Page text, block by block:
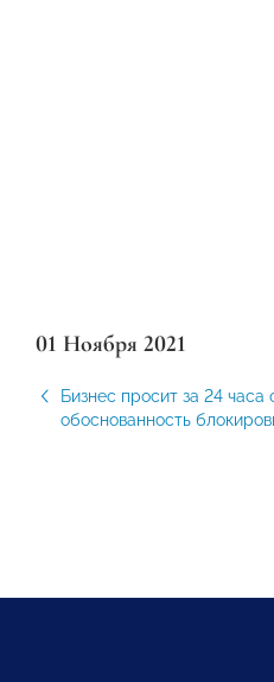
01 Ноября 2021
Бизнес просит за 24 часа
обоснованность